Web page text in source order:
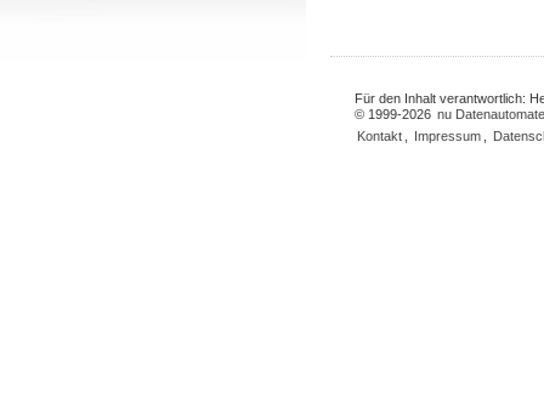
Für den Inhalt verantwortlich:
© 1999-2026 nu
Kontakt
Impressum